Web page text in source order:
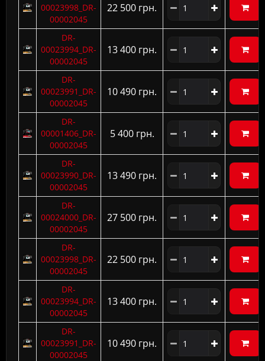
00023998_DR-
00002045
22 500 грн.
DR-
00023994_DR-
00002045
13 400 грн.
DR-
00023991_DR-
00002045
10 490 грн.
DR-
00001406_DR-
00002045
5 400 грн.
DR-
00023990_DR-
00002045
13 490 грн.
DR-
00024000_DR-
00002045
27 500 грн.
DR-
00023998_DR-
00002045
22 500 грн.
DR-
00023994_DR-
00002045
13 400 грн.
DR-
00023991_DR-
00002045
10 490 грн.